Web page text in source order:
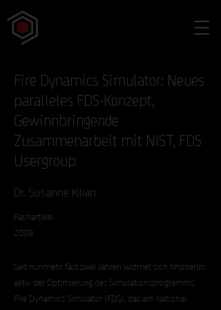
Fire Dynamics Simulator: Neues
paralleles FDS-Konzept,
Gewinnbringende
Zusammenarbeit mit NIST, FDS
Usergroup
Dr. Susanne Kilian
Fachartikel
2009
Seit nunmehr fast zwei Jahren widmet sich hhpberlin
aktiv der Optimierung des Simulationsprogramms
Fire Dynamics Simulator (FDS), das am National